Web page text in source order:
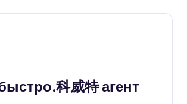
科威特 агент